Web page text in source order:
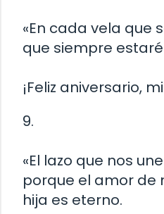
«En cada vela que
que siempre
¡Feliz aniversario,
9.
«El lazo que nos
porque el amor
hija es eterno.